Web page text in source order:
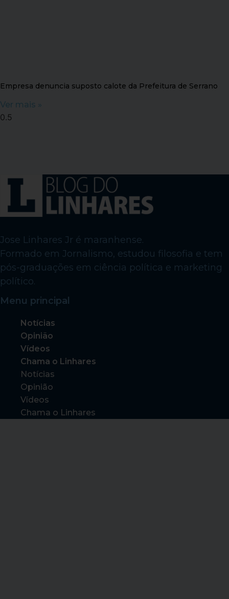
Empresa denuncia suposto calote da Prefeitura de Serrano
Ver mais »
Jose Linhares Jr é maranhense.
Formado em Jornalismo, estudou filosofia e tem
pós-graduações em ciência política e marketing
político.
Menu principal
Notícias
Opinião
Vídeos
Chama o Linhares
Notícias
Opinião
Vídeos
Chama o Linhares